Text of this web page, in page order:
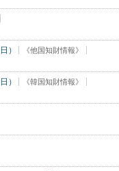
）
《他国知財情報》
）
《韓国知財情報》